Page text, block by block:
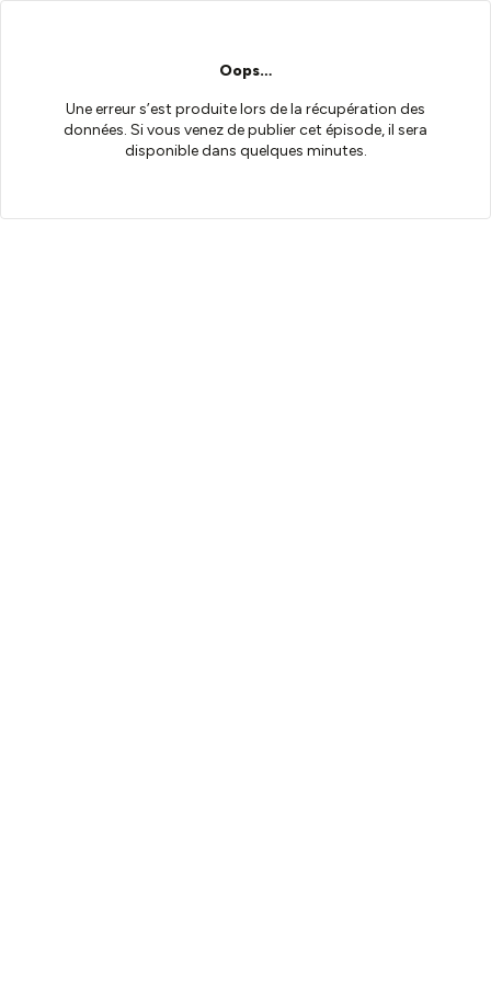
Oops…
Une erreur s’est produite lors de la récupération des
données. Si vous venez de publier cet épisode, il sera
disponible dans quelques minutes.